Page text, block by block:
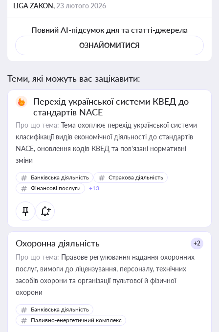
LIGA ZAKON, 23 лютого 2026
Повний AI-підсумок дня та статті-джерела
ОЗНАЙОМИТИСЯ
Теми, які можуть вас зацікавити:
Перехід української системи КВЕД до
стандартів NACE
Про що тема: Тема охоплює перехід української системи
класифікації видів економічної діяльності до стандартів
NACE, оновлення кодів КВЕД та пов'язані нормативні
зміни
Банківська діяльність
Страхова діяльність
Фінансові послуги
+13
Охоронна діяльність +2
Про що тема: Правове регулювання надання охоронних
послуг, вимоги до ліцензування, персоналу, технічних
засобів охорони та організації пультової й фізичної
охорони
Банківська діяльність
Паливно-енергетичний комплекс